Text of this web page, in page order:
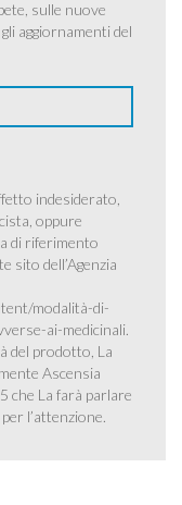
sulle nuove
aggiornamenti del
indesiderato,
oppure
di riferimento
sito dell’Agenzia
modalità-di-
ai-medicinali.
del prodotto, La
Ascensia
che La farà parlare
l’attenzione.